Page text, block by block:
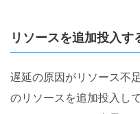
リソースを追加投入す
遅延の原因がリソース不
のリソースを追加投入し